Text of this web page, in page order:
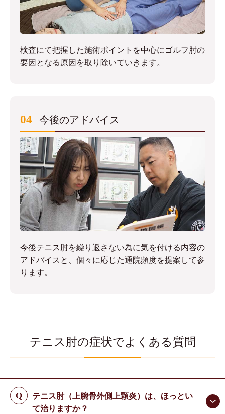
検査にて把握した施術ポイントを中心にゴルフ肘の
要因となる原因を取り除いていきます。
04 今後のアドバイス
今後テニス肘を繰り返さない為に気を付ける内容の
アドバイスと、個々に応じた通院頻度を提案して参
ります。
テニス肘の症状でよくある質問
テニス肘（上腕骨外側上顆炎）は、ほっとい
て治りますか？